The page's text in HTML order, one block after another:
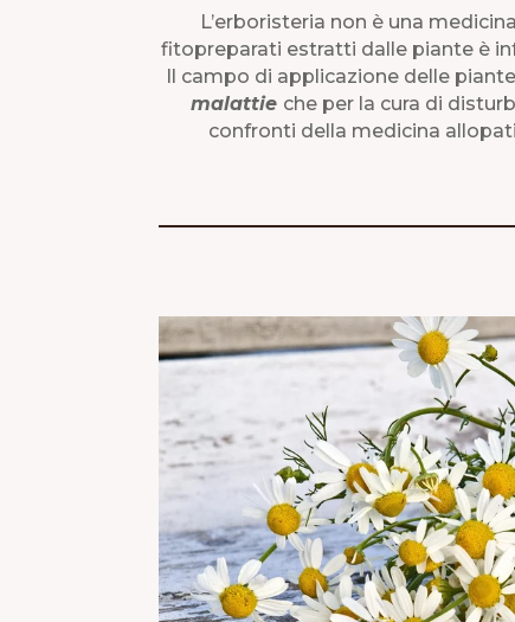
L’erboristeria non è una
fitopreparati estratti dalle piante è
Il campo di applicazione delle
malattie che per la cura di
confronti della medicina